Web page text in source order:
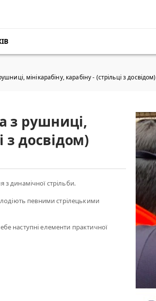
мінікарабіну, карабіну - (стрільці з досвідом)
з рушниці,
з досвідом)
динамічної стрільби.
певними стрілецькими
наступні елементи практичної